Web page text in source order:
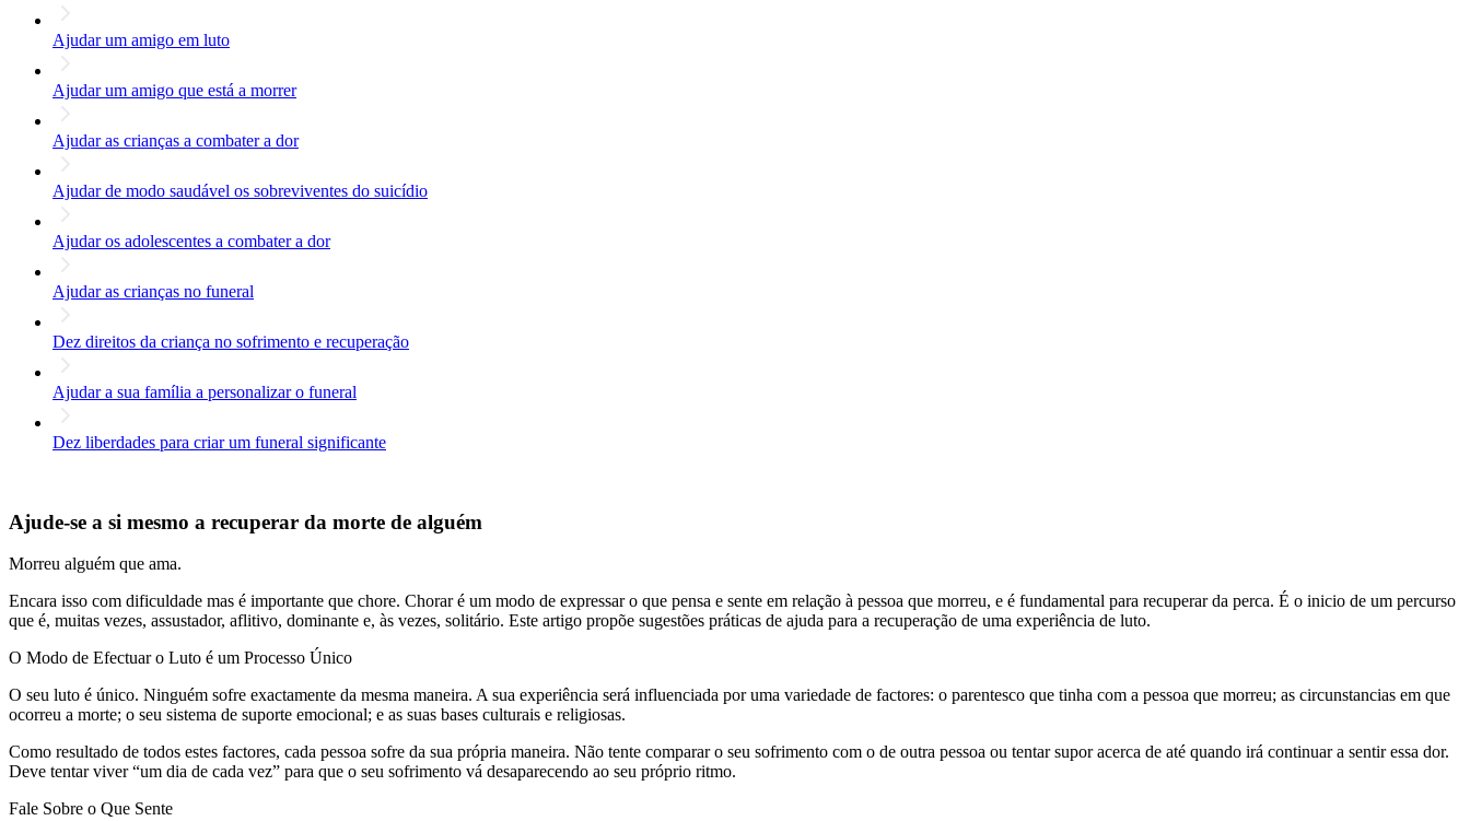
Ajudar um amigo em luto
Ajudar um amigo que está a morrer
Ajudar as crianças a combater a dor
Ajudar de modo saudável os sobreviventes do suicídio
Ajudar os adolescentes a combater a dor
Ajudar as crianças no funeral
Dez direitos da criança no sofrimento e recuperação
Ajudar a sua família a personalizar o funeral
Dez liberdades para criar um funeral significante
Ajude-se a si mesmo a recuperar da morte de alguém
Morreu alguém que ama.
Encara isso com dificuldade mas é importante que chore. Chorar é um modo de expressar o que pensa e sente em relação à pessoa que morreu, e é fundamental para recuperar da perca. É o inicio de um percurso
que é, muitas vezes, assustador, aflitivo, dominante e, às vezes, solitário. Este artigo propõe sugestões práticas de ajuda para a recuperação de uma experiência de luto.
O Modo de Efectuar o Luto é um Processo Único
O seu luto é único. Ninguém sofre exactamente da mesma maneira. A sua experiência será influenciada por uma variedade de factores: o parentesco que tinha com a pessoa que morreu; as circunstancias em que
ocorreu a morte; o seu sistema de suporte emocional; e as suas bases culturais e religiosas.
Como resultado de todos estes factores, cada pessoa sofre da sua própria maneira. Não tente comparar o seu sofrimento com o de outra pessoa ou tentar supor acerca de até quando irá continuar a sentir essa dor.
Deve tentar viver “um dia de cada vez” para que o seu sofrimento vá desaparecendo ao seu próprio ritmo.
Fale Sobre o Que Sente